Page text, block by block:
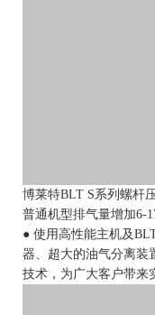
博莱特BLT S系列螺杆
普通机型排气量增加6-
● 使用高性能主机及
器、超大的油气分离装
技术，为广大客户带来